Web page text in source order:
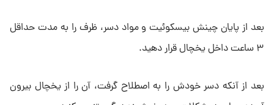
بعد از پایان چینش بیسکوئیت و مواد دسر، ظرف را به مدت حداقل
۳ ساعت داخل یخچال قرار دهید.
بعد از آنکه دسر خودش را به اصطلاح گرفت، آن را از یخچال بیرون